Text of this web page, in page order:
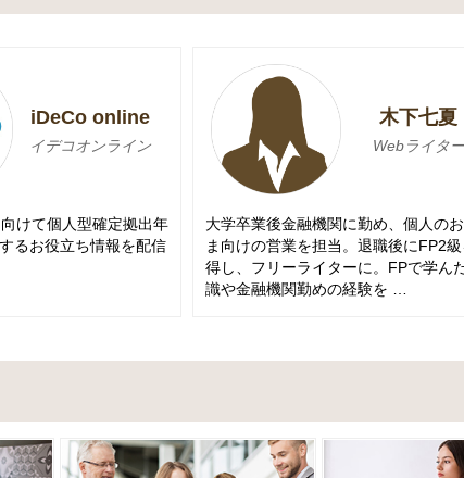
iDeCo online
イデコオンライン
けて個人型確定拠出年
るお役立ち情報を配信
木下七夏
Webライター
大学卒業後金融機関に勤め、個人の
ま向けの営業を担当。退職後にFP2級
得し、フリーライターに。FPで学ん
識や金融機関勤めの経験を …